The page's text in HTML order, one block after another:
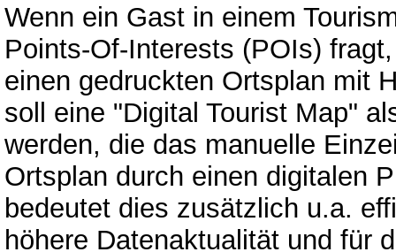
Wenn ein Gast in einem
Points-Of-Interests (POIs)
einen gedruckten Ortsplan mit
soll eine "Digital Tourist Map"
werden, die das manuelle
Ortsplan durch einen digitalen
bedeutet dies zusätzlich u.a.
höhere Datenaktualität und für